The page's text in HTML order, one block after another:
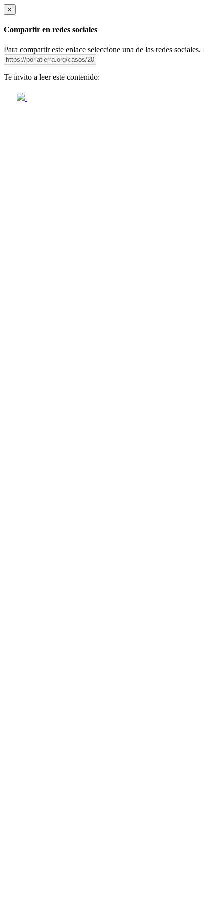
×
Compartir en redes sociales
Para compartir este enlace seleccione una de las redes sociales.
Te invito a leer este contenido: